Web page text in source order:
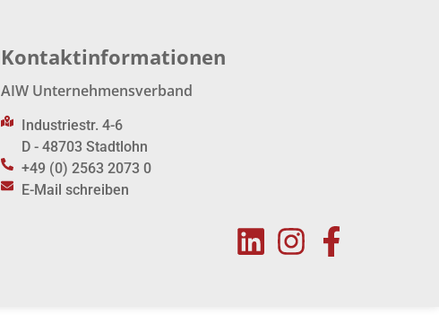
Kontaktinformationen
AIW Unternehmensverband
Industriestr. 4-6
D - 48703 Stadtlohn
+49 (0) 2563 2073 0
E-Mail schreiben